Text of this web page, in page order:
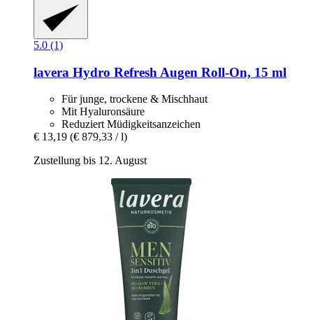
5.0 (1)
lavera Hydro Refresh Augen Roll-​On, 15 ml
Für junge, trockene & Mischhaut
Mit Hyaluronsäure
Reduziert Müdigkeitsanzeichen
€ 13,19 (€ 879,33 / l)
Zustellung bis 12. August